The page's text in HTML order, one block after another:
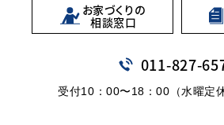
お家づくりの
相談窓口
011-827-
受付10：00〜18：00（水曜定